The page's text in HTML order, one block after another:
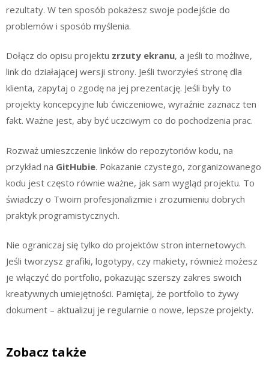
rezultaty. W ten sposób pokażesz swoje podejście do
problemów i sposób myślenia.
Dołącz do opisu projektu zrzuty ekranu, a jeśli to możliwe,
link do działającej wersji strony. Jeśli tworzyłeś stronę dla
klienta, zapytaj o zgodę na jej prezentację. Jeśli były to
projekty koncepcyjne lub ćwiczeniowe, wyraźnie zaznacz ten
fakt. Ważne jest, aby być uczciwym co do pochodzenia prac.
Rozważ umieszczenie linków do repozytoriów kodu, na
przykład na GitHubie. Pokazanie czystego, zorganizowanego
kodu jest często równie ważne, jak sam wygląd projektu. To
świadczy o Twoim profesjonalizmie i zrozumieniu dobrych
praktyk programistycznych.
Nie ograniczaj się tylko do projektów stron internetowych.
Jeśli tworzysz grafiki, logotypy, czy makiety, również możesz
je włączyć do portfolio, pokazując szerszy zakres swoich
kreatywnych umiejętności. Pamiętaj, że portfolio to żywy
dokument – aktualizuj je regularnie o nowe, lepsze projekty.
Zobacz także